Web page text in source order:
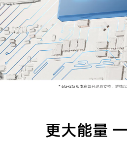
* 6G+2G 版本在部分地區支持，詳情
更大能量